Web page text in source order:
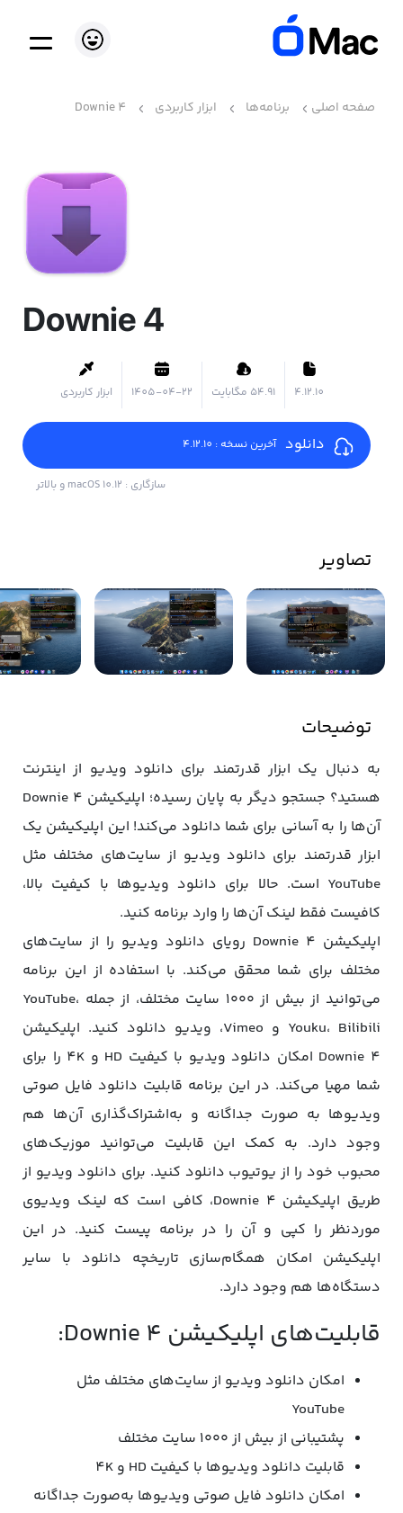
صفحه اصلی برنامه‌ها ابزار کاربردی Downie 4
Downie 4
4.12.10 ۵۴.۹۱ مگابایت 1405-04-22 ابزار کاربردی
دانلود آخرین نسخه : 4.12.10
سازگاری : macOS 10.12 و بالاتر
تصاویر
توضیحات
به دنبال یک ابزار قدرتمند برای دانلود ویدیو از اینترنت
هستید؟ جستجو دیگر به پایان رسیده؛ اپلیکیشن Downie 4
آن‌ها را به آسانی برای شما دانلود می‌کند! این اپلیکیشن یک
ابزار قدرتمند برای دانلود ویدیو از سایت‌های مختلف مثل
YouTube است. حالا برای دانلود ویدیوها با کیفیت بالا،
کافیست فقط لینک آن‌ها را وارد برنامه کنید.
اپلیکیشن Downie 4 رویای دانلود ویدیو را از سایت‌های
مختلف برای شما محقق می‌کند. با استفاده از این برنامه
می‌توانید از بیش از ۱۰۰۰ سایت مختلف، از جمله YouTube،
Youku، Bilibili و Vimeo، ویدیو دانلود کنید. اپلیکیشن
Downie 4 امکان دانلود ویدیو با کیفیت HD و 4K را برای
شما مهیا می‌کند. در این برنامه قابلیت دانلود فایل صوتی
ویدیوها به صورت جداگانه و به‌اشتراک‌گذاری آن‌ها هم
وجود دارد. به کمک این قابلیت می‌توانید موزیک‌های
محبوب خود را از یوتیوب دانلود کنید. برای دانلود ویدیو از
طریق اپلیکیشن Downie 4، کافی است که لینک ویدیوی
موردنظر را کپی و آن‌ را در برنامه پیست کنید. در این
اپلیکیشن امکان همگام‌سازی تاریخچه دانلود با سایر
دستگاه‌ها هم وجود دارد.
قابلیت‌های اپلیکیشن Downie 4:
امکان دانلود ویدیو از سایت‌های مختلف مثل
YouTube
پشتیبانی از بیش از ۱۰۰۰ سایت مختلف
قابلیت دانلود ویدیوها با کیفیت HD و 4K
امکان دانلود فایل صوتی ویدیوها به‌صورت جداگانه